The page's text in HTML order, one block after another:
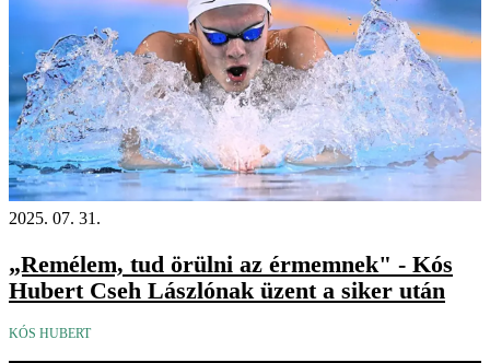
2025. 07. 31.
„Remélem, tud örülni az érmemnek" - Kós
Hubert Cseh Lászlónak üzent a siker után
KÓS HUBERT